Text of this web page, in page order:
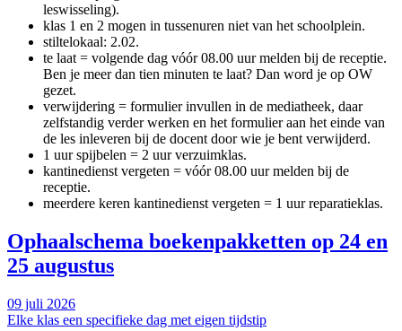
leswisseling).
klas 1 en 2 mogen in tussenuren niet van het schoolplein.
stiltelokaal: 2.02.
te laat = volgende dag vóór 08.00 uur melden bij de receptie.
Ben je meer dan tien minuten te laat? Dan word je op OW
gezet.
verwijdering = formulier invullen in de mediatheek, daar
zelfstandig verder werken en het formulier aan het einde van
de les inleveren bij de docent door wie je bent verwijderd.
1 uur spijbelen = 2 uur verzuimklas.
kantinedienst vergeten = vóór 08.00 uur melden bij de
receptie.
meerdere keren kantinedienst vergeten = 1 uur reparatieklas.
Ophaalschema boekenpakketten op 24 en
25 augustus
09 juli 2026
Elke klas een specifieke dag met eigen tijdstip